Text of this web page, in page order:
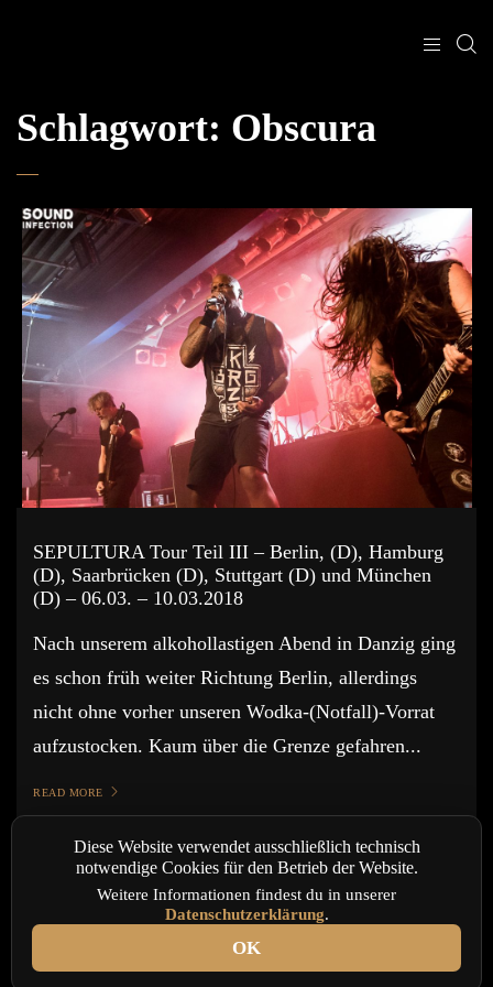
Schlagwort: Obscura
SEPULTURA Tour Teil III – Berlin, (D), Hamburg
(D), Saarbrücken (D), Stuttgart (D) und München
(D) – 06.03. – 10.03.2018
Nach unserem alkohollastigen Abend in Danzig ging
es schon früh weiter Richtung Berlin, allerdings
nicht ohne vorher unseren Wodka-(Notfall)-Vorrat
aufzustocken. Kaum über die Grenze gefahren...
READ MORE
Diese Website verwendet ausschließlich technisch
notwendige Cookies für den Betrieb der Website.
Weitere Informationen findest du in unserer
Datenschutzerklärung.
OK